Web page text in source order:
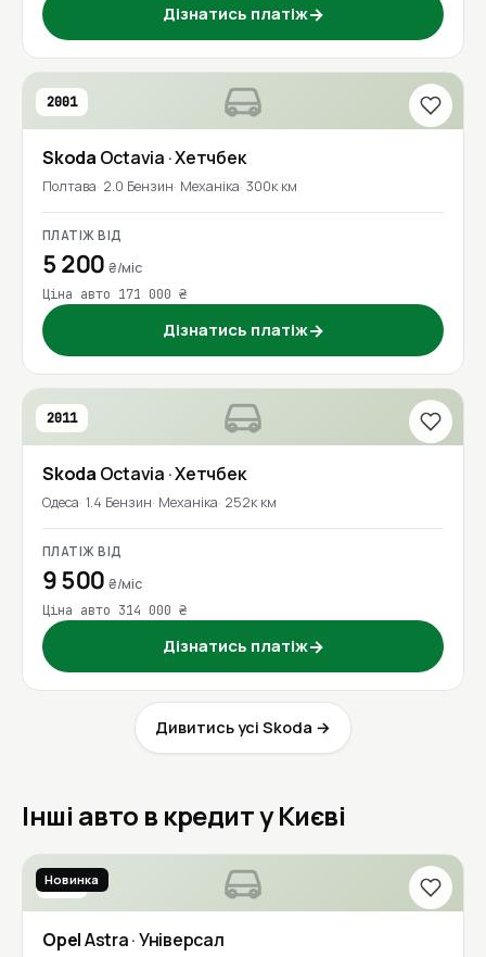
Дізнатись платіж→
2001
Skoda Octavia · Хетчбек
Полтава 2.0 Бензин Механіка 300к км
ПЛАТІЖ ВІД
5 200₴/міс
Ціна авто 171 000 ₴
Дізнатись платіж→
2011
Skoda Octavia · Хетчбек
Одеса 1.4 Бензин Механіка 252к км
ПЛАТІЖ ВІД
9 500₴/міс
Ціна авто 314 000 ₴
Дізнатись платіж→
Дивитись усі Skoda →
Інші авто в кредит у Києві
2020
Новинка
OpelAstra· Універсал